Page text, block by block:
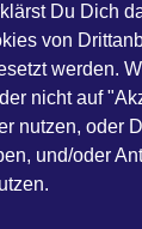
Du Dich
von
werden.
nicht auf
nutzen, oder
und/oder